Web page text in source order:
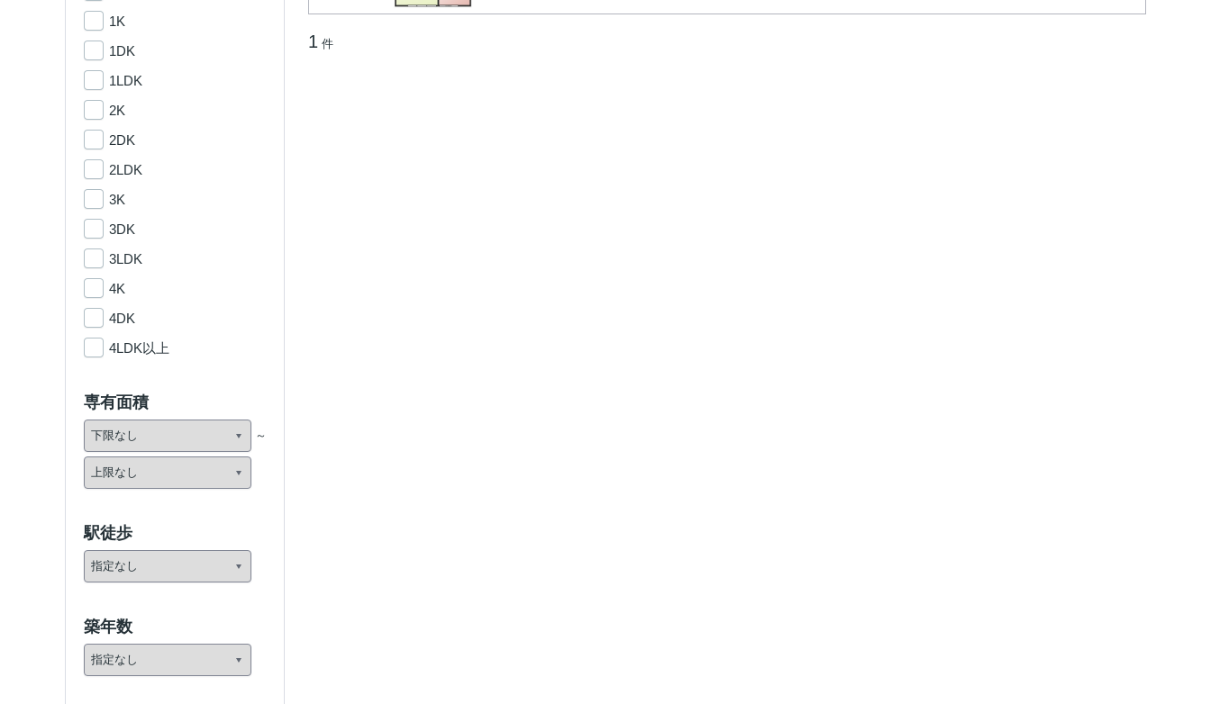
1 件
1K
1DK
1LDK
2K
2DK
2LDK
3K
3DK
3LDK
4K
4DK
4LDK以上
専有面積
駅徒歩
築年数